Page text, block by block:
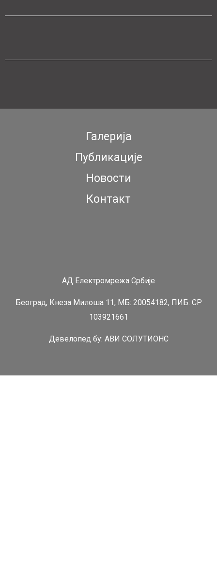
Галерија
Публикације
Новости
Контакт
АД Електромрежа Србије
Београд, Кнеза Милоша 11, МБ: 20054182, ПИБ: СР
103921661
Девелопед бy: АВИ СОЛУТИОНС